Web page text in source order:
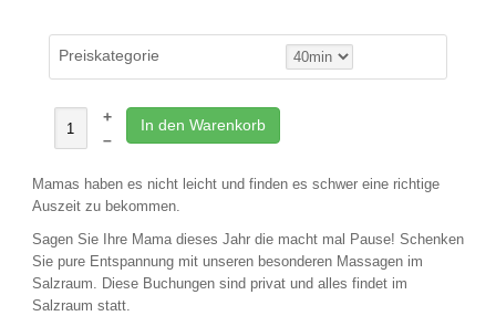
Preiskategorie
+
–
In den Warenkorb
Mamas haben es nicht leicht und finden es schwer eine richtige
Auszeit zu bekommen.
Sagen Sie Ihre Mama dieses Jahr die macht mal Pause! Schenken
Sie pure Entspannung mit unseren besonderen Massagen im
Salzraum. Diese Buchungen sind privat und alles findet im
Salzraum statt.